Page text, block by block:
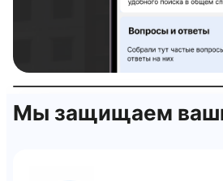
Мы защищаем